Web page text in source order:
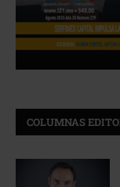
COLUMNAS